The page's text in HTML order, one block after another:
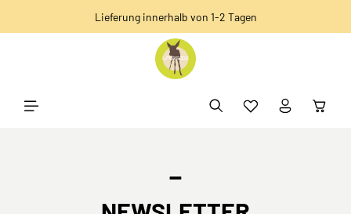
Lieferung innerhalb von 1-2 Tagen
_